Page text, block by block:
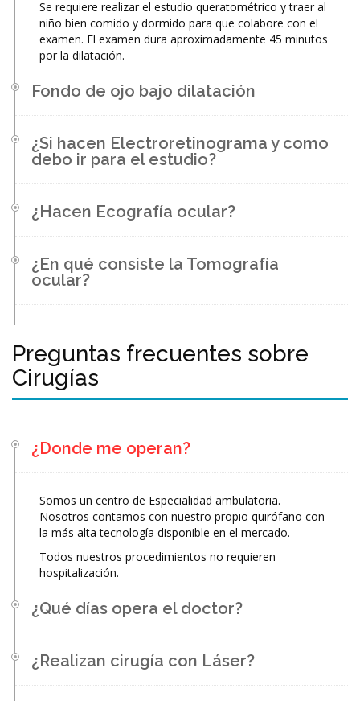
Se requiere realizar el estudio queratométrico y traer al
niño bien comido y dormido para que colabore con el
examen. El examen dura aproximadamente 45 minutos
por la dilatación.
Fondo de ojo bajo dilatación
¿Si hacen Electroretinograma y como
debo ir para el estudio?
¿Hacen Ecografía ocular?
¿En qué consiste la Tomografía
ocular?
Preguntas frecuentes sobre
Cirugías
¿Donde me operan?
Somos un centro de Especialidad ambulatoria.
Nosotros contamos con nuestro propio quirófano con
la más alta tecnología disponible en el mercado.
Todos nuestros procedimientos no requieren
hospitalización.
¿Qué días opera el doctor?
¿Realizan cirugía con Láser?